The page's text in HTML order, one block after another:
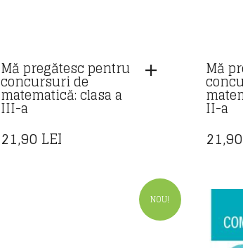
Mă pregătesc pentru
concursuri de
matematică: clasa a
III-a
21,90 LEI
Mă
II-a
21,90
NOU!